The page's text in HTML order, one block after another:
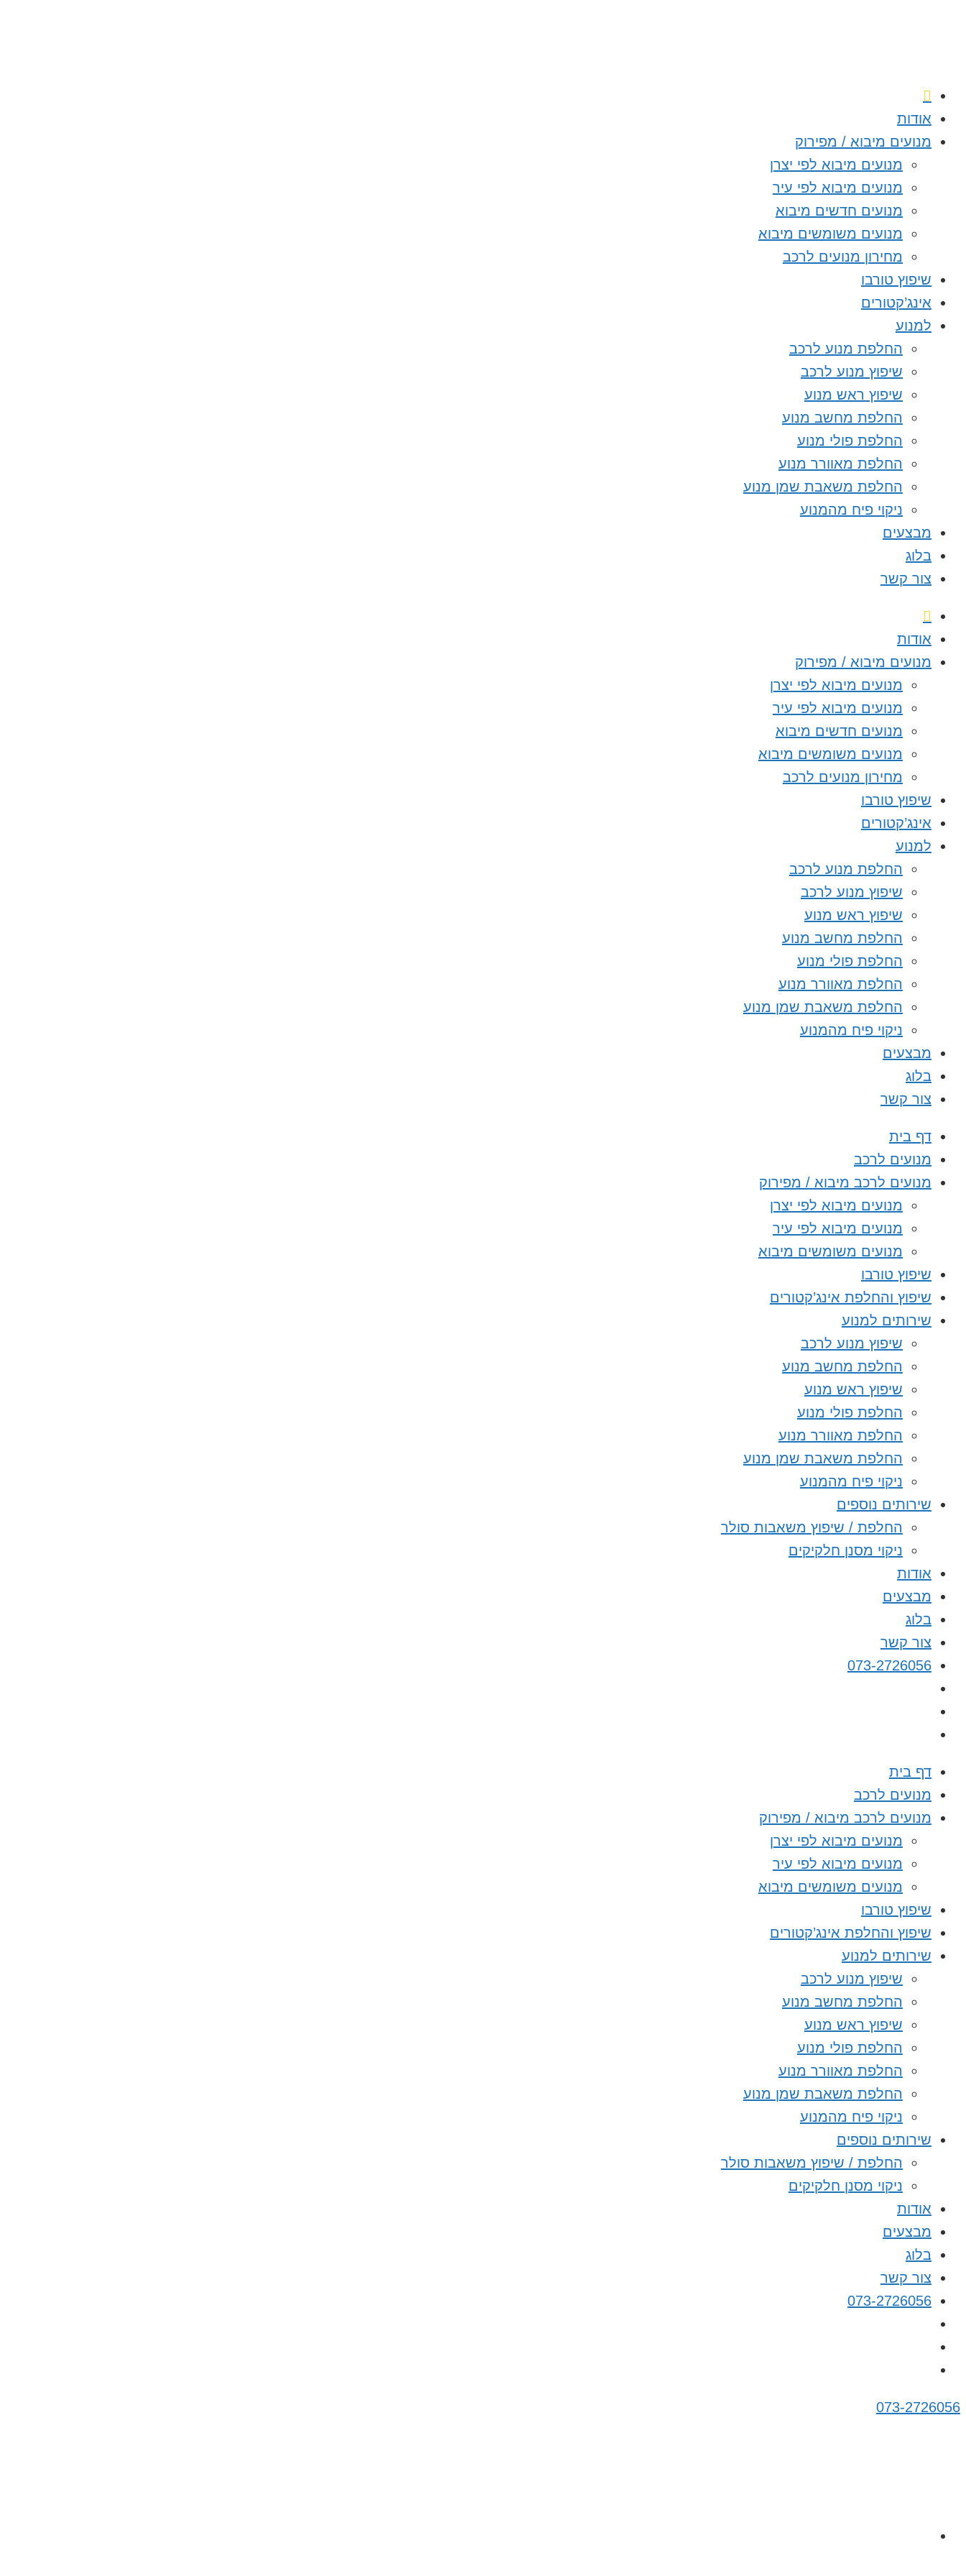
אודות
מנועים מיבוא / מפירוק
מנועים מיבוא לפי יצרן
מנועים מיבוא לפי עיר
מנועים חדשים מיבוא
מנועים משומשים מיבוא
מחירון מנועים לרכב
שיפוץ טורבו
אינג’קטורים
למנוע
החלפת מנוע לרכב
שיפוץ מנוע לרכב
שיפוץ ראש מנוע
החלפת מחשב מנוע
החלפת פולי מנוע
החלפת מאוורר מנוע
החלפת משאבת שמן מנוע
ניקוי פיח מהמנוע
מבצעים
בלוג
צור קשר
אודות
מנועים מיבוא / מפירוק
מנועים מיבוא לפי יצרן
מנועים מיבוא לפי עיר
מנועים חדשים מיבוא
מנועים משומשים מיבוא
מחירון מנועים לרכב
שיפוץ טורבו
אינג’קטורים
למנוע
החלפת מנוע לרכב
שיפוץ מנוע לרכב
שיפוץ ראש מנוע
החלפת מחשב מנוע
החלפת פולי מנוע
החלפת מאוורר מנוע
החלפת משאבת שמן מנוע
ניקוי פיח מהמנוע
מבצעים
בלוג
צור קשר
דף בית
מנועים לרכב
מנועים לרכב מיבוא / מפירוק
מנועים מיבוא לפי יצרן
מנועים מיבוא לפי עיר
מנועים משומשים מיבוא
שיפוץ טורבו
שיפוץ והחלפת אינג’קטורים
שירותים למנוע
שיפוץ מנוע לרכב
החלפת מחשב מנוע
שיפוץ ראש מנוע
החלפת פולי מנוע
החלפת מאוורר מנוע
החלפת משאבת שמן מנוע
ניקוי פיח מהמנוע
שירותים נוספים
החלפת / שיפוץ משאבות סולר
ניקוי מסנן חלקיקים
אודות
מבצעים
בלוג
צור קשר
073-2726056
דף בית
מנועים לרכב
מנועים לרכב מיבוא / מפירוק
מנועים מיבוא לפי יצרן
מנועים מיבוא לפי עיר
מנועים משומשים מיבוא
שיפוץ טורבו
שיפוץ והחלפת אינג’קטורים
שירותים למנוע
שיפוץ מנוע לרכב
החלפת מחשב מנוע
שיפוץ ראש מנוע
החלפת פולי מנוע
החלפת מאוורר מנוע
החלפת משאבת שמן מנוע
ניקוי פיח מהמנוע
שירותים נוספים
החלפת / שיפוץ משאבות סולר
ניקוי מסנן חלקיקים
אודות
מבצעים
בלוג
צור קשר
073-2726056
073-2726056